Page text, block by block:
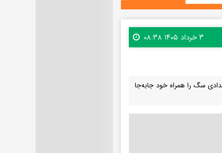
۳ خرداد ۱۴۰۵ ۰۸:۳۸
سگ را همراه خود جابه‌جا